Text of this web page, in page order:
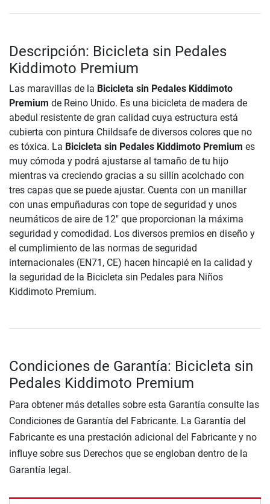
Descripción: Bicicleta sin Pedales
Kiddimoto Premium
Las maravillas de la Bicicleta sin Pedales Kiddimoto
Premium de Reino Unido. Es una bicicleta de madera de
abedul resistente de gran calidad cuya estructura está
cubierta con pintura Childsafe de diversos colores que no
es tóxica. La Bicicleta sin Pedales Kiddimoto Premium es
muy cómoda y podrá ajustarse al tamaño de tu hijo
mientras va creciendo gracias a su sillín acolchado con
tres capas que se puede ajustar. Cuenta con un manillar
con unas empuñaduras con tope de seguridad y unos
neumáticos de aire de 12" que proporcionan la máxima
seguridad y comodidad. Los diversos premios en diseño y
el cumplimiento de las normas de seguridad
internacionales (EN71, CE) hacen hincapié en la calidad y
la seguridad de la Bicicleta sin Pedales para Niños
Kiddimoto Premium.
Condiciones de Garantía: Bicicleta sin
Pedales Kiddimoto Premium
Para obtener más detalles sobre esta Garantía consulte las
Condiciones de Garantía del Fabricante. La Garantía del
Fabricante es una prestación adicional del Fabricante y no
influye sobre sus Derechos que se engloban dentro de la
Garantía legal.